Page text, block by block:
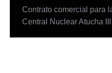
Contrato comercial para
Central Nuclear Atucha III